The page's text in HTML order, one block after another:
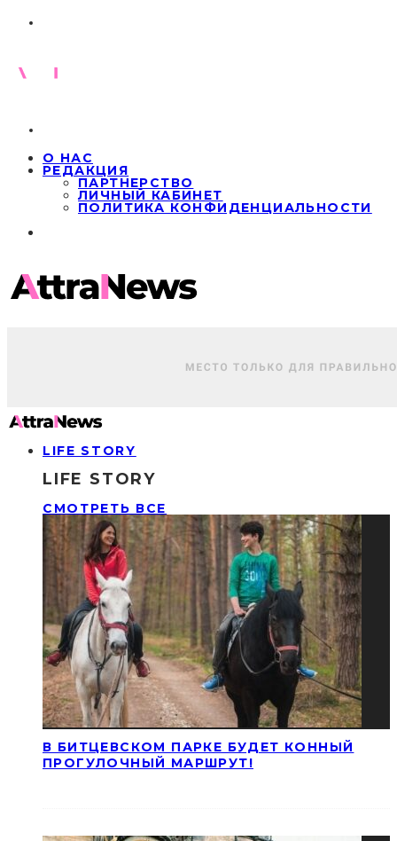
О НАС
РЕДАКЦИЯ
ПАРТНЕРСТВО
ЛИЧНЫЙ КАБИНЕТ
ПОЛИТИКА КОНФИДЕНЦИАЛЬНОСТИ
LIFE STORY
LIFE STORY
СМОТРЕТЬ ВСЕ
В БИТЦЕВСКОМ ПАРКЕ БУДЕТ КОННЫЙ
ПРОГУЛОЧНЫЙ МАРШРУТ!